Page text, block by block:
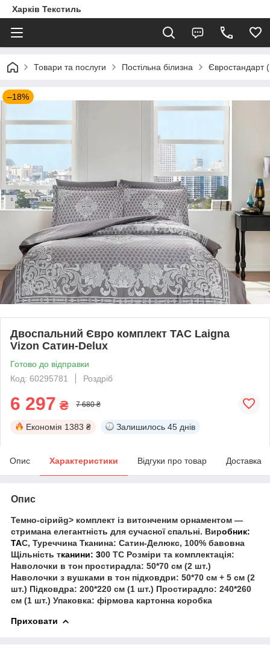
Харків Текстиль
Товари та послуги Постільна білизна Євростандарт
–18%
Двоспальний Євро комплект TAC Laigna
Vizon Сатин-Delux
Готово до відправки
Код: 60295781
Роздріб
6 297 ₴ 7 680 ₴
Економія 1383 ₴ Залишилось 45 днів
Опис Характеристики Відгуки про товар Доставка
Опис
Темно-сірийg> комплект із витонченим орнаментом —
стримана елегантність для сучасної спальні. Виробник:
TAC, Туреччина Тканина: Сатин-Делюкс, 100% бавовна
Щільність тканини: 300 TC Розміри та комплектація:
Наволочки в тон простирадла: 50*70 см (2 шт.)
Наволочки з вушками в тон підковдри: 50*70 см + 5 см (2
шт.) Підковдра: 200*220 см (1 шт.) Простирадло: 240*260
см (1 шт.) Упаковка: фірмова картонна коробка
Приховати